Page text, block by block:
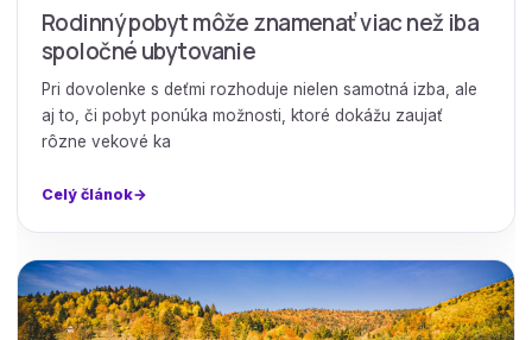
Rodinný pobyt môže znamenať viac než iba
spoločné ubytovanie
Pri dovolenke s deťmi rozhoduje nielen samotná izba, ale
aj to, či pobyt ponúka možnosti, ktoré dokážu zaujať
rôzne vekové ka
Celý článok